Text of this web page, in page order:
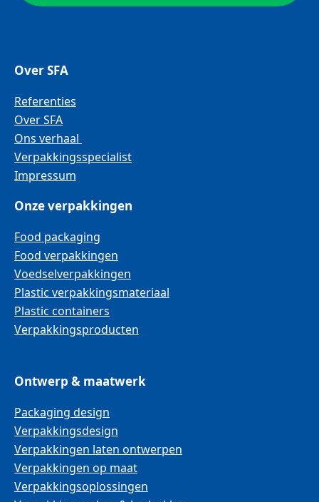
Over SFA
Referenties
Over SFA
Ons verhaal
Verpakkingsspecialist
Impressum
Onze verpakkingen
Food packaging
Food verpakkingen
Voedselverpakkingen
Plastic verpakkingsmateriaal
Plastic containers
Verpakkingsproducten
Ontwerp & maatwerk
Packaging design
Verpakkingsdesign
Verpakkingen laten ontwerpen
Verpakkingen op maat
Verpakkingsoplossingen